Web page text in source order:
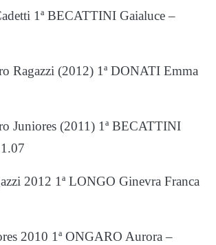
1ª BECATTINI Gaialuce –
Ragazzi (2012) 1ª DONATI Emma
Juniores (2011) 1ª BECATTINI
2012 1ª LONGO Ginevra Franca
2010 1ª ONGARO Aurora –